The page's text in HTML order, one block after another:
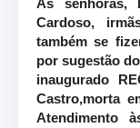
As senhoras,
Cardoso,
também se
por sugestão
inaugurado
Castro,morta
Atendimento